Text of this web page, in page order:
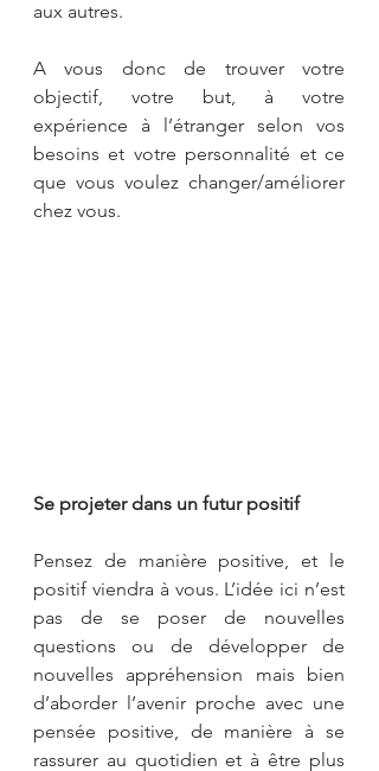
aux autres.
A vous donc de trouver votre
objectif, votre but, à votre
expérience à l’étranger selon vos
besoins et votre personnalité et ce
que vous voulez changer/améliorer
chez vous.
Se projeter dans un futur positif
Pensez de manière positive, et le
positif viendra à vous. L’idée ici n’est
pas de se poser de nouvelles
questions ou de développer de
nouvelles appréhension mais bien
d’aborder l’avenir proche avec une
pensée positive, de manière à se
rassurer au quotidien et à être plus